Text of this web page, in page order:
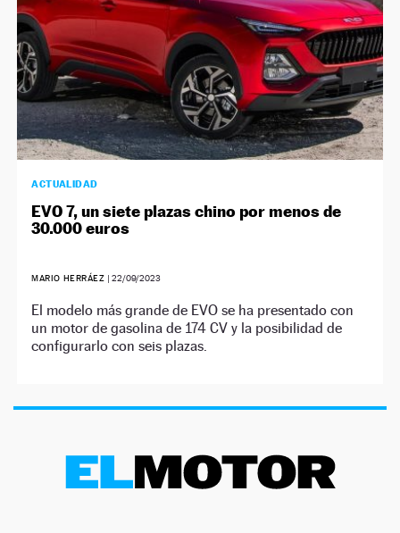
ACTUALIDAD
EVO 7, un siete plazas chino por menos de
30.000 euros
MARIO HERRÁEZ |22/09/2023
El modelo más grande de EVO se ha presentado con
un motor de gasolina de 174 CV y la posibilidad de
configurarlo con seis plazas.